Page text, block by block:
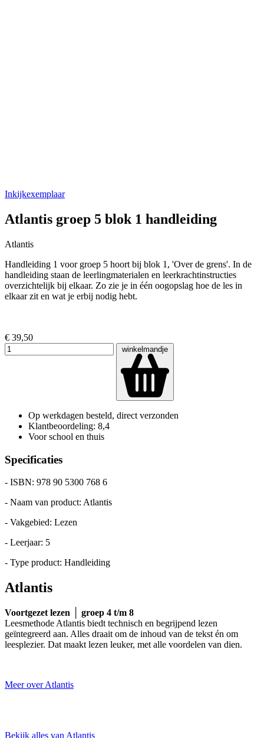
Inkijkexemplaar
Atlantis groep 5 blok 1 handleiding
Atlantis
Handleiding 1 voor groep 5 hoort bij blok 1, 'Over de grens'. In de
handleiding staan de leerlingmaterialen en leerkrachtinstructies
overzichtelijk bij elkaar. Zo zie je in één oogopslag hoe de les in
elkaar zit en wat je erbij nodig hebt.
€ 39,50
winkelmandje
Op werkdagen besteld, direct verzonden
Klantbeoordeling: 8,4
Voor school en thuis
Specificaties
- ISBN: 978 90 5300 768 6
- Naam van product: Atlantis
- Vakgebied: Lezen
- Leerjaar: 5
- Type product: Handleiding
Atlantis
Voortgezet lezen │ groep 4 t/m 8
Leesmethode Atlantis biedt technisch en begrijpend lezen
geïntegreerd aan. Alles draait om de inhoud van de tekst én om
leesplezier. Dat maakt lezen leuker, met alle voordelen van dien.
Meer over Atlantis
Bekijk alles van Atlantis